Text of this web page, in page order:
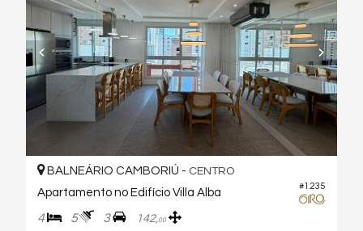
#1.235
BALNEÁRIO CAMBORIÚ - CENTRO
Apartamento no Edifício Villa Alba
4 5 3 142,00